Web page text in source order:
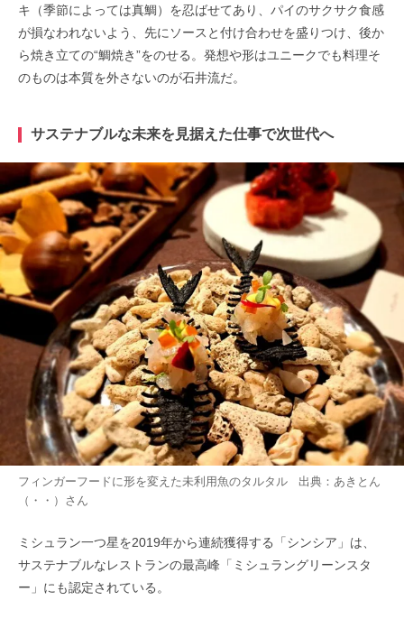
キ（季節によっては真鯛）を忍ばせてあり、パイのサクサク食感
が損なわれないよう、先にソースと付け合わせを盛りつけ、後か
ら焼き立ての“鯛焼き”をのせる。発想や形はユニークでも料理そ
のものは本質を外さないのが石井流だ。
サステナブルな未来を見据えた仕事で次世代へ
フィンガーフードに形を変えた未利用魚のタルタル 出典： あきとん
（・・） さん
ミシュラン一つ星を2019年から連続獲得する「シンシア」は、
サステナブルなレストランの最高峰「ミシュラングリーンスタ
ー」にも認定されている。